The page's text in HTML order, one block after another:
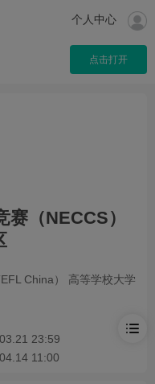
个人中心
点击打开
（NECCS）
China） 高等学校大学
23:59
11:00